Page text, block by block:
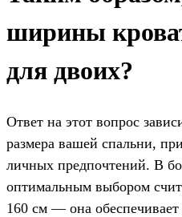
ширины
для двоих?
Ответ на этот вопрос
размера вашей спальни,
личных предпочтений. В
оптимальным выбором
160 см — она